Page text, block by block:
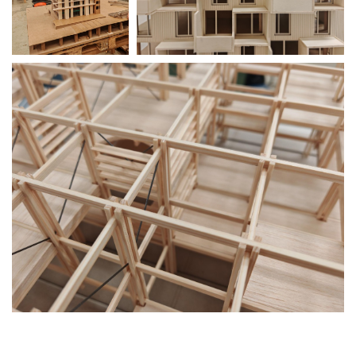
Projekte
Auswahl
Privat
Öffentlich
Holzbau
Massivbau
Wettbewerbe
Umbau
Alle
Projekte
Lehre